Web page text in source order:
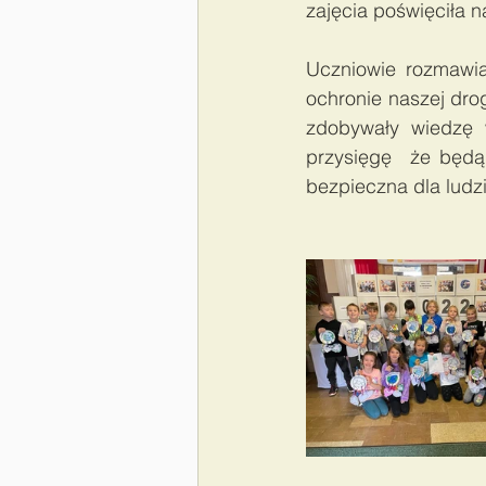
zajęcia poświęciła
Uczniowie
ochronie naszej
zdobywały
przysięgę  że
bezpieczna dla